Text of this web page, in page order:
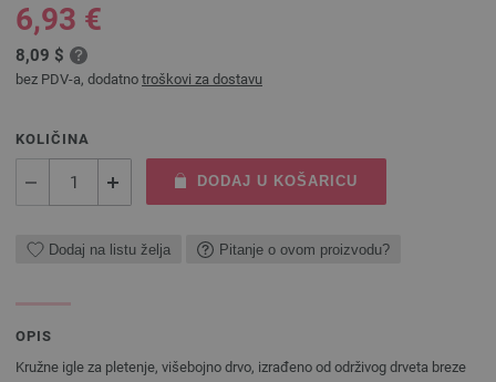
6,93 €
8,09 $
bez PDV-a, dodatno troškovi za dostavu
KOLIČINA
DODAJ U KOŠARICU
Dodaj na listu želja Pitanje o ovom proizvodu?
OPIS
Kružne igle za pletenje, višebojno drvo, izrađeno od održivog drveta breze